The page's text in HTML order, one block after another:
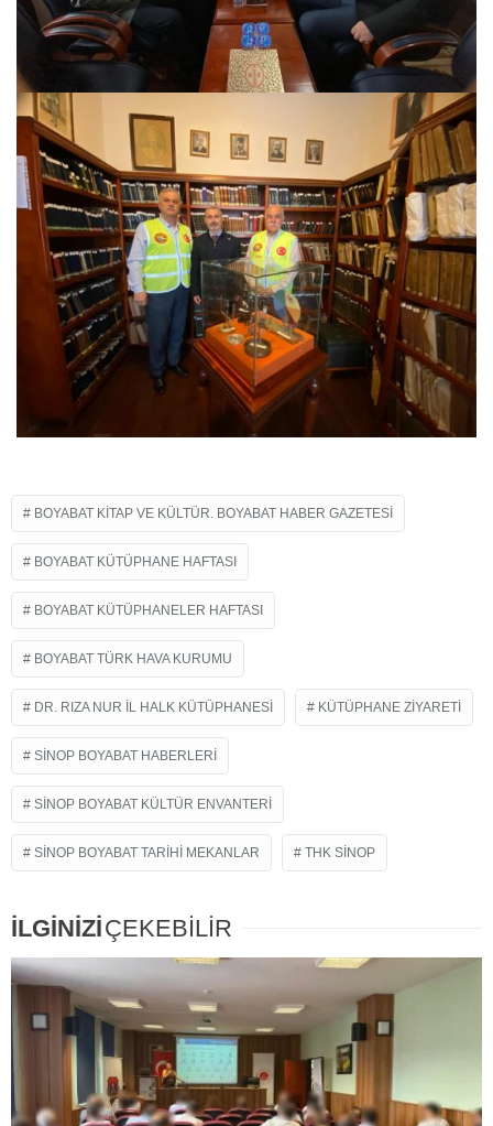
BOYABAT KITAP VE KÜLTÜR. BOYABAT HABER GAZETESI
BOYABAT KÜTÜPHANE HAFTASI
BOYABAT KÜTÜPHANELER HAFTASI
BOYABAT TÜRK HAVA KURUMU
DR. RIZA NUR İL HALK KÜTÜPHANESI KÜTÜPHANE ZIYARETI
SINOP BOYABAT HABERLERI
SINOP BOYABAT KÜLTÜR ENVANTERI
SINOP BOYABAT TARIHI MEKANLAR THK SINOP
İLGİNİZİÇEKEBİLİR